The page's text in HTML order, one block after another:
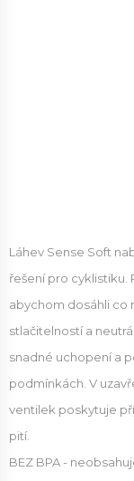
Láhev Sense Soft
řešení pro cyklistiku.
abychom dosáhli co
stlačitelností a
snadné uchopení a
podmínkách. V
ventilek poskytuje
pití.
BEZ BPA -